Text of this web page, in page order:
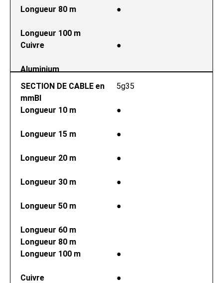
Longueur 80 m ●
Longueur 100 m
Cuivre
●
Aluminium
SECTION DE CABLE en
mmВІ
5g35
Longueur 10 m ●
Longueur 15 m ●
Longueur 20 m ●
Longueur 30 m ●
Longueur 50 m ●
Longueur 60 m
Longueur 80 m
Longueur 100 m
●
Cuivre ●